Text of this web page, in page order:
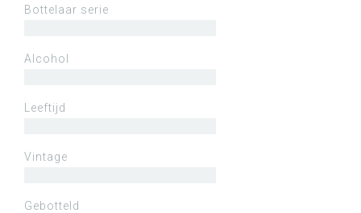
Bottelaar serie
Alcohol
Leeftijd
Vintage
Gebotteld